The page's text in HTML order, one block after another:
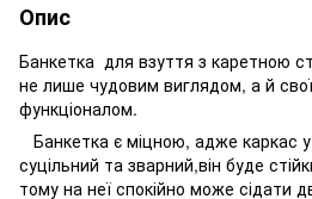
Опис
Банкетка для взуття з каретною
не лише чудовим виглядом, а й
функціоналом.
Банкетка є міцною, адже каркас
суцільний та зварний,він буде
тому на неї спокійно може сідати